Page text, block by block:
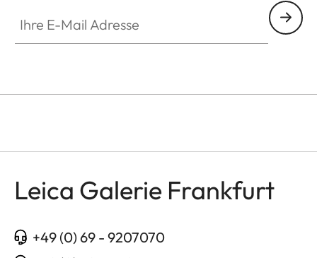
Leica Galerie Frankfurt
+49 (0) 69 - 9207070